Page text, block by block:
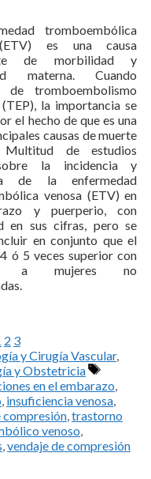
tromboembólica
es una causa
de morbilidad y
materna. Cuando
de tromboembolismo
la importancia se
el hecho de que es una
causas de muerte
Multitud de estudios
la incidencia y
de la enfermedad
venosa (ETV) en
y puerperio, con
en sus cifras, pero se
en conjunto que el
ó 5 veces superior con
a mujeres no
2 3
y Cirugía Vascular,
y Obstetricia
Etiquetas
en el embarazo,
, insuficiencia venosa,
compresión,trastorno
venoso,
,vendaje de compresión